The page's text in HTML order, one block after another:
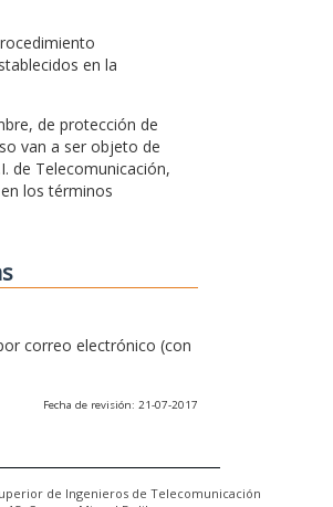
en la
de protección de
van a ser objeto de
de Telecomunicación,
los términos
correo electrónico (con
Fecha de revisión: 21-07-2017
de Ingenieros de Telecomunicación